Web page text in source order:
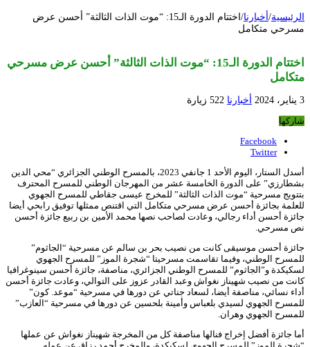
الرئيسية/ أخبارنا/
اختتام الدورة الـ15: “موت الذات الثالثة” أحسن عرض
مسرحي متكامل
اختتام الدورة الـ15: “موت الذات الثالثة” أحسن عرض مسرحي
متكامل
3 يناير، 2024 أخبارنا 522 زيارة
شاركها
Facebook
Twitter
أسدل الستار، اليوم الأحد 1 جانفي 2023، بالمسرح الوطني الجزائري “محي الدين
بشطارزي” على الدورة الخامسة عشر من المهرجان الوطني للمسرح المحترف
بتتويج مسرحية “موت الذات الثالثة” للمخرج عيسى جقاطي للمسرح الجهوي
للعلمة بجائزة أحسن عرض مسرحي متكامل التي اقتنص ممثلها توفيق رابحي أيضا
جائزة أحسن أداء رجالي، وعادت لصاحب نصها محمد الأمين بن ربيع جائزة أحسن
نص مسرحي.
جائزة أحسن موسيقى كانت من نصيب بحر بن سالم عن مسرحية “الجاثوم”
للمسرح الوطني، وفيما تقاسمت مسرحيتا “شجرة الموز” للمسرح الجهوي
لسكيكدة و”الجاثوم” للمسرح الوطني الجزائري، مناصفة، جائزة أحسن سينوغرافيا
كانت من نصيب شهيناز نغواش وعبد القادر عزوز على التوالي، وعادت جائزة أحسن
أداء نسائي، مناصفة أيضا، لسعاد جناتي عن دورها في مسرحية “موعد. كون”
للمسرح الجهوي لسيدي بلعباس وأمينة بلحسين عن دورها في مسرحية “العازب”
للمسرح الجهوي وهران.
أما جائزة أفضل إخراج فنالها مناصفة كل من المخرجة شهيناز نغواش عن عملها